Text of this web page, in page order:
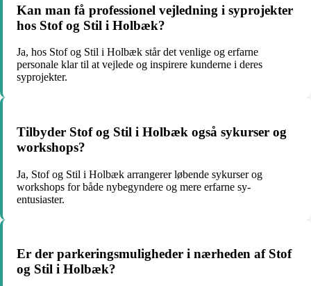
Kan man få professionel vejledning i syprojekter
hos Stof og Stil i Holbæk?
Ja, hos Stof og Stil i Holbæk står det venlige og erfarne
personale klar til at vejlede og inspirere kunderne i deres
syprojekter.
Tilbyder Stof og Stil i Holbæk også sykurser og
workshops?
Ja, Stof og Stil i Holbæk arrangerer løbende sykurser og
workshops for både nybegyndere og mere erfarne sy-
entusiaster.
Er der parkeringsmuligheder i nærheden af Stof
og Stil i Holbæk?